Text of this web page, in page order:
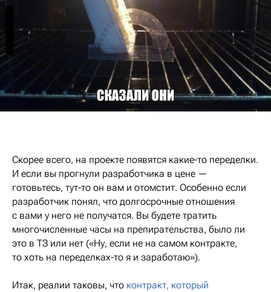
Скорее всего, на проекте появятся какие-то переделки.
И если вы прогнули разработчика в цене —
готовьтесь, тут-то он вам и отомстит. Особенно если
разработчик понял, что долгосрочные отношения
с вами у него не получатся. Вы будете тратить
многочисленные часы на препирательства, было ли
это в ТЗ или нет («Ну, если не на самом контракте,
то хоть на переделках-то я и заработаю»).
Итак, реалии таковы, что контракт, который